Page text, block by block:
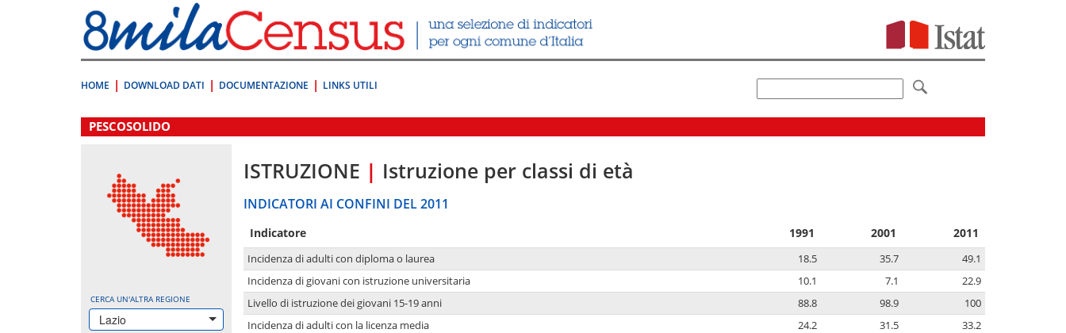
direttamente
a:
Contenuto
HOME DOWNLOAD DATI DOCUMENTAZIONE LINKS UTILI
.
PESCOSOLIDO
CERCA UN'ALTRA REGIONE
Lazio
ISTRUZIONE | Istruzione per classi di età
INDICATORI AI CONFINI DEL 2011
Indicatore 1991 2001 2011
Incidenza di adulti con diploma o laurea 18.5 35.7
49.1
Incidenza di giovani con istruzione universitaria
10.1 7.1
22.9
Livello di istruzione dei giovani 15-19 anni
88.8 98.9
100
Incidenza di adulti con la licenza media
24.2 31.5 33.2